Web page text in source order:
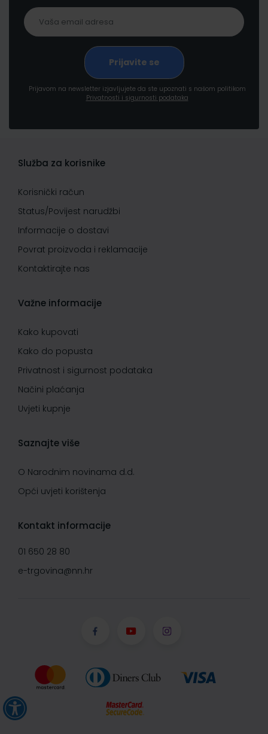
Prijavom na newsletter izjavljujete da ste upoznati s našom politikom
Privatnosti i sigurnosti podataka
Služba za korisnike
Korisnički račun
Status/Povijest narudžbi
Informacije o dostavi
Povrat proizvoda i reklamacije
Kontaktirajte nas
Važne informacije
Kako kupovati
Kako do popusta
Privatnost i sigurnost podataka
Načini plaćanja
Uvjeti kupnje
Saznajte više
O Narodnim novinama d.d.
Opći uvjeti korištenja
Kontakt informacije
01 650 28 80
e-trgovina@nn.hr